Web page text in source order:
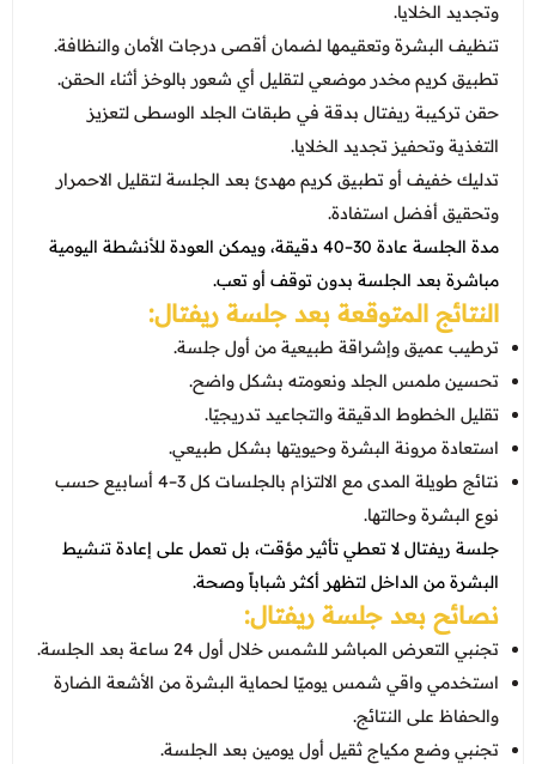
وتجديد الخلايا.
تنظيف البشرة وتعقيمها لضمان أقصى درجات الأمان والنظافة.
تطبيق كريم مخدر موضعي لتقليل أي شعور بالوخز أثناء الحقن.
حقن تركيبة ريفتال بدقة في طبقات الجلد الوسطى لتعزيز
التغذية وتحفيز تجديد الخلايا.
تدليك خفيف أو تطبيق كريم مهدئ بعد الجلسة لتقليل الاحمرار
وتحقيق أفضل استفادة.
مدة الجلسة عادة 30–40 دقيقة، ويمكن العودة للأنشطة اليومية
مباشرة بعد الجلسة بدون توقف أو تعب.
النتائج المتوقعة بعد جلسة ريفتال:
ترطيب عميق وإشراقة طبيعية من أول جلسة.
تحسين ملمس الجلد ونعومته بشكل واضح.
تقليل الخطوط الدقيقة والتجاعيد تدريجيًا.
استعادة مرونة البشرة وحيويتها بشكل طبيعي.
نتائج طويلة المدى مع الالتزام بالجلسات كل 3–4 أسابيع حسب
نوع البشرة وحالتها.
جلسة ريفتال لا تعطي تأثير مؤقت، بل تعمل على إعادة تنشيط
البشرة من الداخل لتظهر أكثر شباباً وصحة.
نصائح بعد جلسة ريفتال:
تجنبي التعرض المباشر للشمس خلال أول 24 ساعة بعد الجلسة.
استخدمي واقي شمس يوميًا لحماية البشرة من الأشعة الضارة
والحفاظ على النتائج.
تجنبي وضع مكياج ثقيل أول يومين بعد الجلسة.